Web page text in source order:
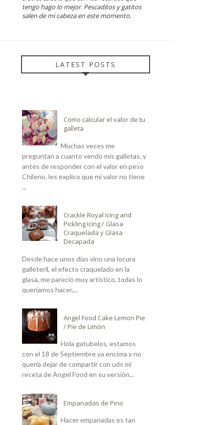
tengo hago lo mejor. Pescaditos y gatitos
salen de mi cabeza en este momento.
LATEST POSTS
Como calcular el valor de tu
galleta
Muchas veces me
preguntan a cuanto vendo mis galletas, y
antes de responder con el valor en peso
Chileno, les explico que mi valor no tiene
...
Crackle Royal Icing and
Pickling Icing / Glasa
Craquelada y Glasa
Decapada
Desde hace unos días vino una locura
galleteril, el efecto craquelado en la
glasa, me pareció muy artístico, todas lo
queríamos hacer,...
Angel Food Cake Lemon Pie
/ Pie de Limón
Hola gatubelos, estamos
con el 18 de Septiembre ya encima y no
quería dejar de compartir con uds mi
receta de Angel Food en su versión...
Empanadas de Pino
Hacer empanadas es tan